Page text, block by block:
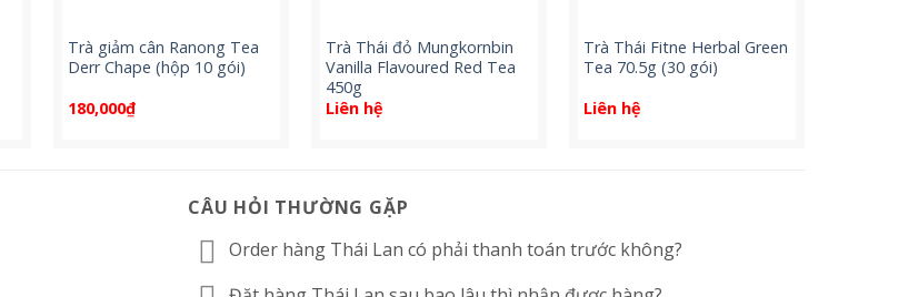
Trà giảm cân Ranong Tea
Derr Chape (hộp 10 gói)
180,000₫
Trà Thái đỏ Mungkornbin
Vanilla Flavoured Red Tea
450g
Liên hệ
Trà Thái Fitne Herbal Green
Tea 70.5g (30 gói)
Liên hệ
CÂU HỎI THƯỜNG GẶP
Order hàng Thái Lan có phải thanh toán trước không?